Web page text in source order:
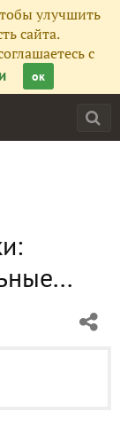
улучшить
сайта.
с
ок